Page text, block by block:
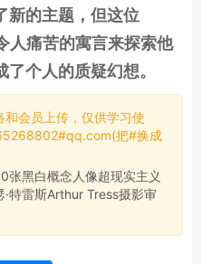
新的主题，但这位
痛苦的寓言来探索他
个人的质疑幻想。
会员上传，仅供学习使
把#换成
张黑白概念人像超现实主义
特雷斯Arthur Tress摄影审